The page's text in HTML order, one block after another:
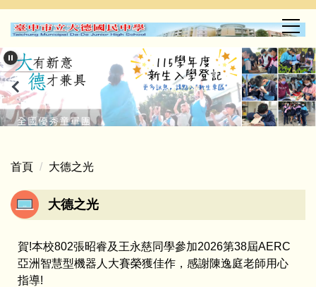
跳
到
要
內
容
區
首頁 大德之光
大德之光
賀!本校802張昭睿及王永慈同學參加2026第38屆AERC
亞洲智慧型機器人大賽榮獲佳作，感謝陳逸庭老師用心
指導!